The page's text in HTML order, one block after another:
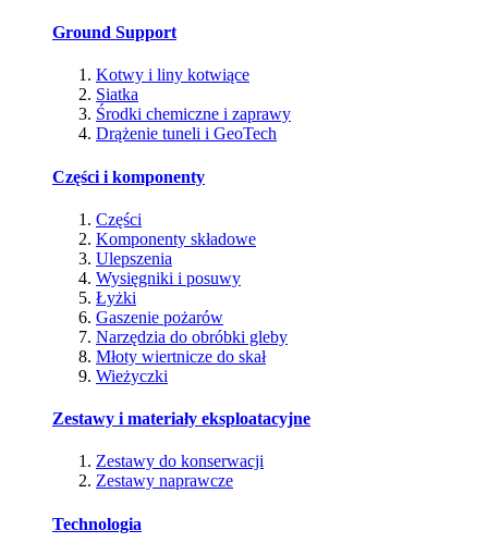
Ground Support
Kotwy i liny kotwiące
Siatka
Środki chemiczne i zaprawy
Drążenie tuneli i GeoTech
Części i komponenty
Części
Komponenty składowe
Ulepszenia
Wysięgniki i posuwy
Łyżki
Gaszenie pożarów
Narzędzia do obróbki gleby
Młoty wiertnicze do skał
Wieżyczki
Zestawy i materiały eksploatacyjne
Zestawy do konserwacji
Zestawy naprawcze
Technologia